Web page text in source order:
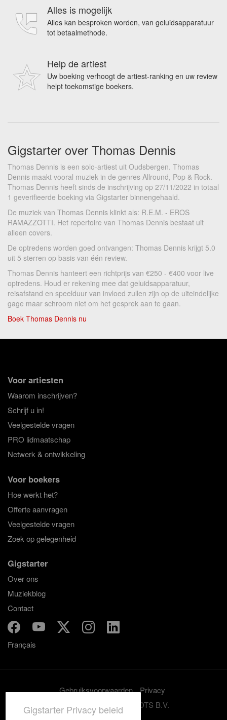
Alles is mogelijk
Alles kan besproken worden, van geluidsapparatuur
tot betaalmethode.
Help de artiest
Uw boeking verhoogt de artiest-ranking en uw review
helpt toekomstige boekers.
Gigstarter over Thomas Dennis
Thomas Dennis is een solo-artiest uit Oudsbergen. Thomas
Dennis maakt vooral muziek in de genres Allround, Pop & Rock.
Thomas Dennis heeft sinds de inschrijving op 27/11/2022 in totaal
1 geverifieerde boeking via Gigstarter binnengehaald.
De muziek van Thomas Dennis klinkt als: R.E.M. - EROS
RAMAZZOTTI. Het repertoire van Thomas Dennis bestaat uit
alleen covers.
De optredens worden goed ontvangen: Thomas Dennis krijgt 5.0
uit 5 sterren op basis van één review.
Thomas Dennis hanteert een richtprijs van €250 - €400 voor live
optredens. Houd er rekening mee dat geluidsapparatuur,
reisafstand en speelduur van invloed zullen zijn op de uiteindelijke
gage maar schroom niet om het gesprek aan te gaan.
Boek Thomas Dennis nu
Voor artiesten
Waarom inschrijven?
Schrijf u in!
Veelgestelde vragen
PRO lidmaatschap
Netwerk & ontwikkeling
Voor boekers
Hoe werkt het?
Offerte aanvragen
Veelgestelde vragen
Zoek op gelegenheid
Gigstarter
Over ons
Muziekblog
Contact
Français
Gebruiksvoorwaarden
Privacy
© 2012-2026 GRASSROOTS B.V.
Gigstarter Privacy beleid